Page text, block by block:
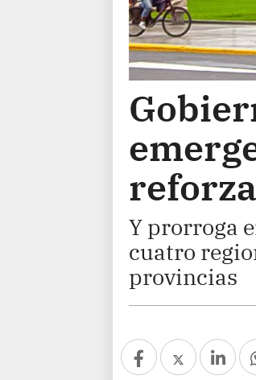
Y prorroga
cuatro
provincias